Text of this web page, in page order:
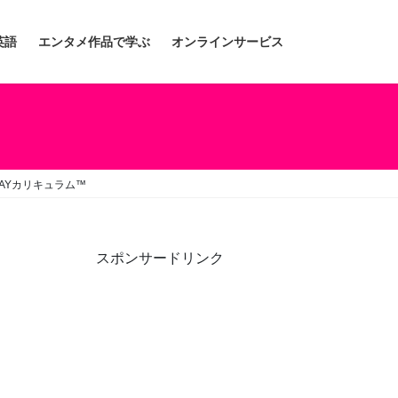
語 エンタメ作品で学ぶ オンラインサービス
カリキュラム™
スポンサードリンク